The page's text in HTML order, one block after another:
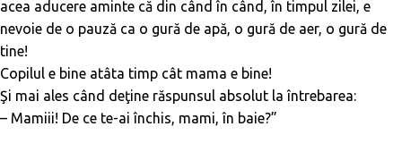
acea aducere aminte că din când în când, în timpul zilei, e
nevoie de o pauză ca o gură de apă, o gură de aer, o gură de
tine!
Copilul e bine atâta timp cât mama e bine!
Şi mai ales când deţine răspunsul absolut la întrebarea:
– Mamiii! De ce te-ai închis, mami, în baie?”